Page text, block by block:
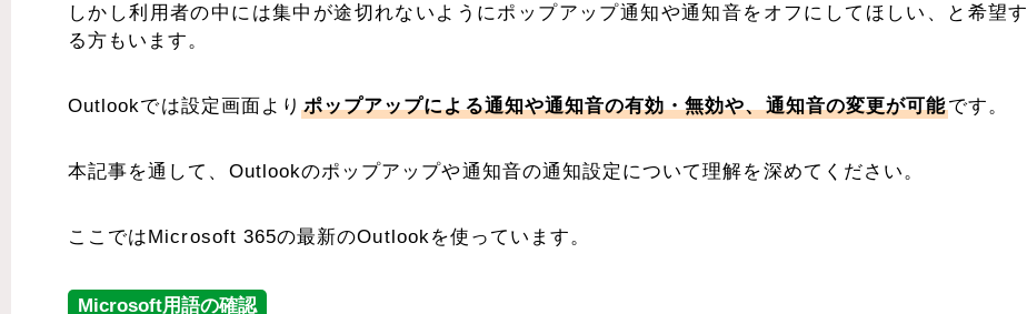
しかし利用者の中には集中が途切れないようにポップアップ通知や通知音をオフにしてほしい、と希望す
る方もいます。
Outlookでは設定画面より ポップアップによる通知や通知音の有効・無効や、通知音の変更が可能です。
本記事を通して、Outlookのポップアップや通知音の通知設定について理解を深めてください。
ここではMicrosoft 365の最新のOutlookを使っています。
Microsoft用語の確認